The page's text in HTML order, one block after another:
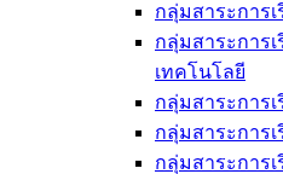
กลุ่มสาระการ
กลุ่มสาระการ
เทคโนโลยี
กลุ่มสาระการ
กลุ่มสาระการ
กลุ่มสาระการ